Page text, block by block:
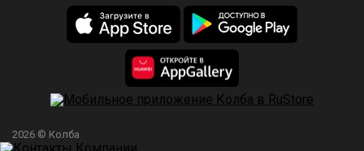
2026 © Колба